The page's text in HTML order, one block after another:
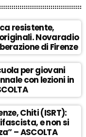
resistente,
Novaradio
di Firenze
per giovani
con lezioni in
Chiti (ISRT):
e non si
– ASCOLTA